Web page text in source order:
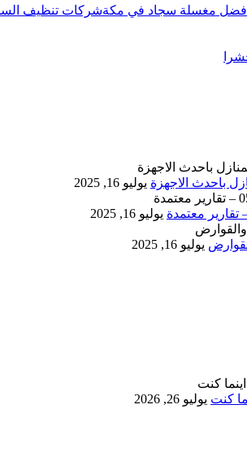
افضل مغسلة سجاد في مكةشركات تنظيف
يوليو 16, 2025
يوليو 16, 2025
يوليو 16, 2025
يوليو 26, 2026